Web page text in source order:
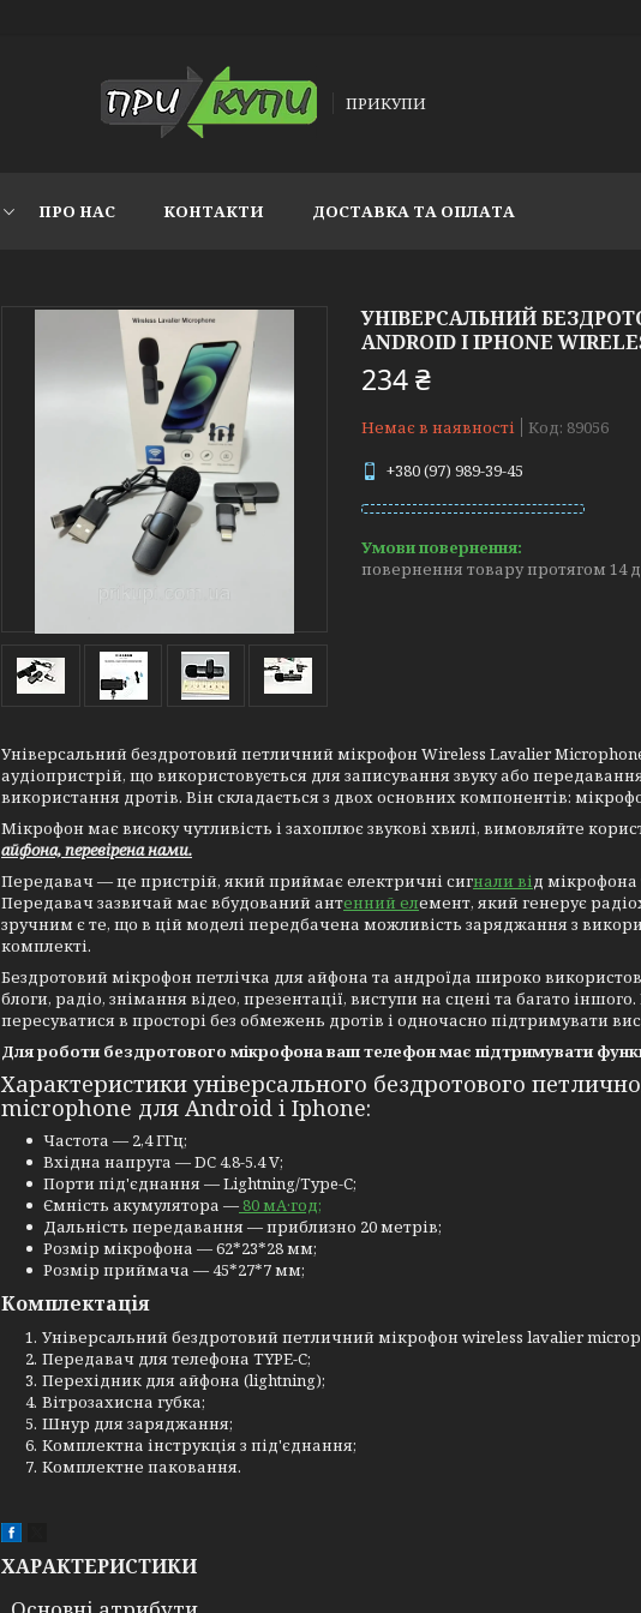
ПРИКУПИ
ПРО НАС КОНТАКТИ ДОСТАВКА ТА ОПЛАТА
УНІВЕРСАЛЬНИЙ
ANDROID І IPHONE
234 ₴
Немає в наявності Код: 89056
+380 (97) 989-39-45
повернення товару протягом 14
Універсальний бездротовий петличний мікрофон Wireless Lavalier
аудіопристрій, що використовується для записування звуку або
використання дротів. Він складається з двох основних компонентів:
Мікрофон має високу чутливість і захоплює звукові хвилі, вимовляйте
айфона, перевірена нами.
Передавач — це пристрій, який приймає електричні сигнали від мікрофона
Передавач зазвичай має вбудований антенний елемент, який генерує
зручним є те, що в цій моделі передбачена можливість заряджання з
комплекті.
Бездротовий мікрофон петлічка для айфона та андроїда широко
блоги, радіо, знімання відео, презентації, виступи на сцені та багато
пересуватися в просторі без обмежень дротів і одночасно підтримувати
Для роботи бездротового мікрофона ваш телефон має підтримувати
Характеристики універсального бездротового
microphone для Android і Iphone:
Частота — 2,4 ГГц;
Вхідна напруга — DC 4.8-5.4 V;
Порти під'єднання — Lightning/Type-C;
Ємність акумулятора — 80 мА·год;
Дальність передавання — приблизно 20 метрів;
Розмір мікрофона — 62*23*28 мм;
Розмір приймача — 45*27*7 мм;
Комплектація
Універсальний бездротовий петличний мікрофон wireless lavalier
Передавач для телефона TYPE-C;
Перехідник для айфона (lightning);
Вітрозахисна губка;
Шнур для заряджання;
Комплектна інструкція з під'єднання;
Комплектне паковання.
ХАРАКТЕРИСТИКИ